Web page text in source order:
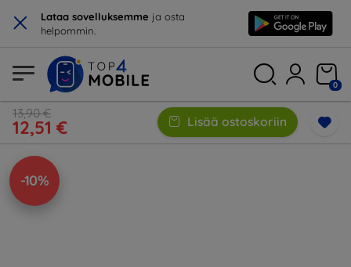
× Lataa sovelluksemme ja osta
helpommin.
0
13,90 €
12,51 € Lisää ostoskoriin
-10%